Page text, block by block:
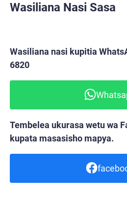
Wasiliana Nasi Sasa
Wasiliana nasi kupitia
6820
Tembelea ukurasa wetu wa
kupata masasisho mapya.